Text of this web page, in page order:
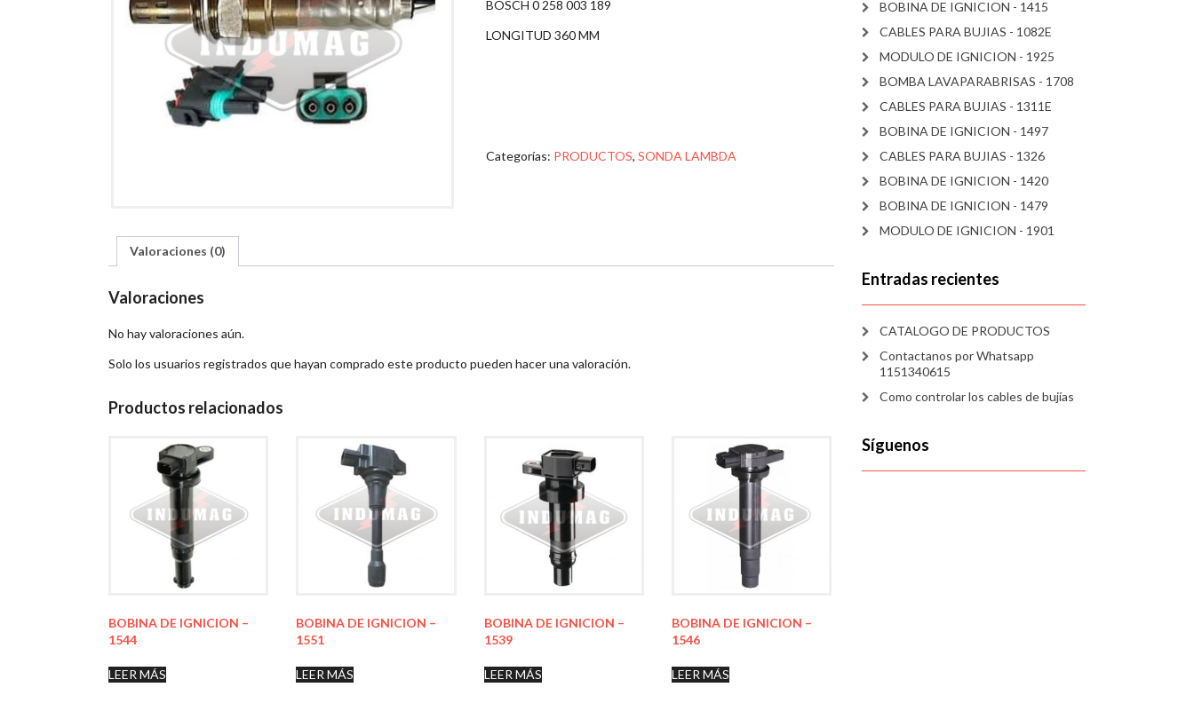
BOSCH 0 258 003 189
LONGITUD 360 MM
Categorías: PRODUCTOS,SONDA LAMBDA
Valoraciones (0)
Valoraciones
No hay valoraciones aún.
Solo los usuarios registrados que hayan comprado este producto pueden hacer una valoración.
Productos relacionados
BOBINA DE IGNICION –
1544
LEER MÁS
BOBINA DE IGNICION –
1551
LEER MÁS
BOBINA DE IGNICION –
1539
LEER MÁS
BOBINA DE IGNICION –
1546
LEER MÁS
BOBINA DE IGNICION - 1415
CABLES PARA BUJIAS - 1082E
MODULO DE IGNICION - 1925
BOMBA LAVAPARABRISAS - 1708
CABLES PARA BUJIAS - 1311E
BOBINA DE IGNICION - 1497
CABLES PARA BUJIAS - 1326
BOBINA DE IGNICION - 1420
BOBINA DE IGNICION - 1479
MODULO DE IGNICION - 1901
Entradas recientes
CATALOGO DE PRODUCTOS
Contactanos por Whatsapp
1151340615
Como controlar los cables de bujías
Síguenos